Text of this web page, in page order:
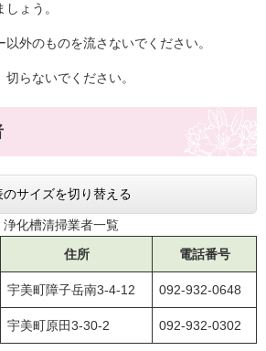
ょう。
外のものを流さないでください。
らないでください。
のサイズを切り替える
浄化槽清掃業者一覧
住所 電話番号
宇美町障子岳南3-4-12 092-932-0648
宇美町原田3-30-2 092-932-0302